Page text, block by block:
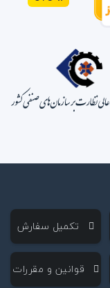
‌ تکمیل سفارش
‌ قوانین و مقررات